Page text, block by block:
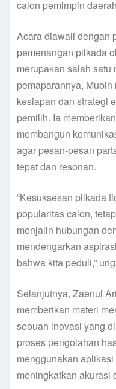
calon pemimpin
Acara diawali dengan
pemenangan pilkada
merupakan salah satu
pemaparannya,
kesiapan dan strategi
pemilih. Ia
membangun
agar pesan-pesan
tepat dan resonan.
“Kesuksesan pilkada
popularitas calon,
menjalin hubungan
mendengarkan
bahwa kita peduli,”
Selanjutnya, Zaenul
memberikan materi
sebuah inovasi yang
proses pengolahan
menggunakan
meningkatkan akurasi